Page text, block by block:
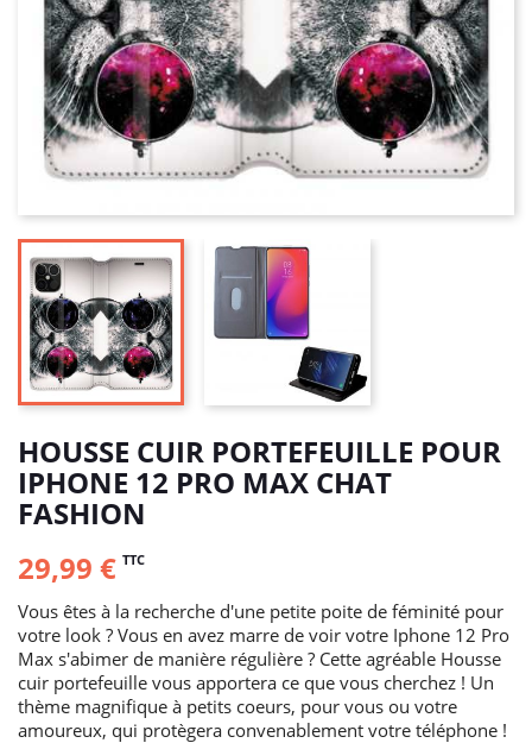
HOUSSE CUIR PORTEFEUILLE POUR
IPHONE 12 PRO MAX CHAT
FASHION
29,99 € TTC
Vous êtes à la recherche d'une petite poite de féminité pour
votre look ? Vous en avez marre de voir votre Iphone 12 Pro
Max s'abimer de manière régulière ? Cette agréable Housse
cuir portefeuille vous apportera ce que vous cherchez ! Un
thème magnifique à petits coeurs, pour vous ou votre
amoureux, qui protègera convenablement votre téléphone !